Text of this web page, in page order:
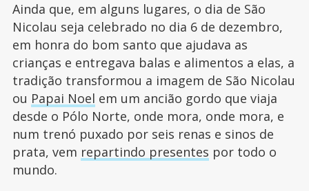
Ainda que, em alguns lugares, o dia de São
Nicolau seja celebrado no dia 6 de dezembro,
em honra do bom santo que ajudava as
crianças e entregava balas e alimentos a elas, a
tradição transformou a imagem de São Nicolau
ou Papai Noel em um ancião gordo que viaja
desde o Pólo Norte, onde mora, onde mora, e
num trenó puxado por seis renas e sinos de
prata, vem repartindo presentes por todo o
mundo.